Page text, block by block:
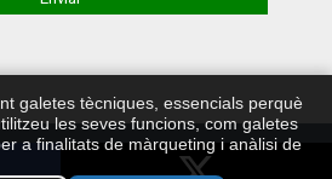
2026 · Política de Privadesa ·Develop
galetes tècniques, essencials perquè
les seves funcions, com galetes
a finalitats de màrqueting i anàlisi de